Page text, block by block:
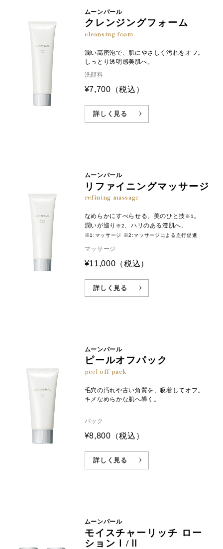
ムーンパール
クレンジングフォーム
cleansing foam
潤い高密泡で、肌にやさしく汚れをオフ。
しっとり透明感美肌へ。
洗顔料
¥7,700 （税込）
詳しく見る
ムーンパール
リファイニングマッサージ
refining massage
なめらかにすべらせる、美のひと技※1 。
潤いが巡り ※2 、ハリのある澄肌へ。
※1:マッサージ ※2:マッサージによる血行促進
マッサージ
¥11,000 （税込）
詳しく見る
ムーンパール
ピールオフパック
peel off pack
毛穴の汚れや古い角質を、吸着してオフ。
キメなめらかな肌へ導く。
パック
¥8,800 （税込）
詳しく見る
ムーンパール
モイスチャーリッチ ロー
ションⅠ/Ⅱ